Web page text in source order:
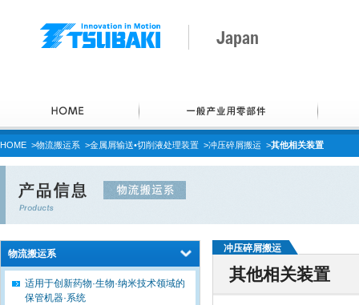
Japan
HOME >物流搬运系 >金属屑输送•切削液处理装置 >冲压碎屑搬运 >其他相关装置
冲压碎屑搬运
其他相关装置
物流搬运系
适用于创新药物·生物·纳米技术领域的
保管机器·系统